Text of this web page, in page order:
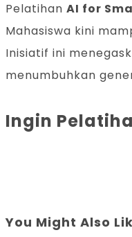
Pelatihan AI for
Mahasiswa kini
Inisiatif ini
menumbuhkan
Ingin
You Might Also